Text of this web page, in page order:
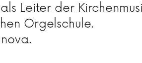
Leiter der
Orgelschule.